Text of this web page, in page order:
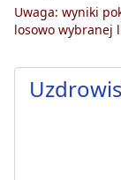
Uwaga: wyniki
losowo wybranej